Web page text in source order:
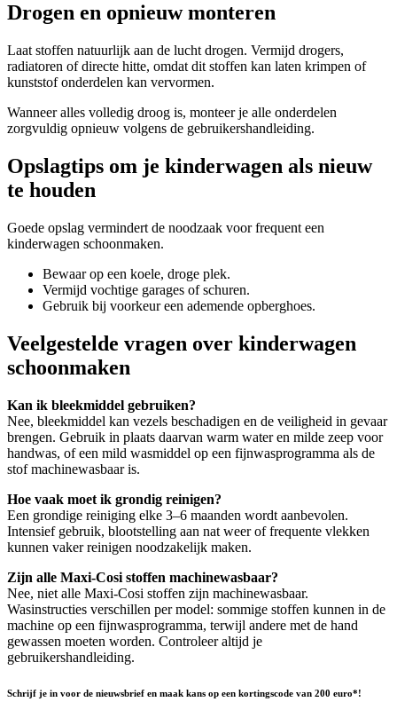
Drogen en opnieuw monteren
Laat stoffen natuurlijk aan de lucht drogen. Vermijd drogers,
radiatoren of directe hitte, omdat dit stoffen kan laten krimpen of
kunststof onderdelen kan vervormen.
Wanneer alles volledig droog is, monteer je alle onderdelen
zorgvuldig opnieuw volgens de gebruikershandleiding.
Opslagtips om je kinderwagen als nieuw
te houden
Goede opslag vermindert de noodzaak voor frequent een
kinderwagen schoonmaken.
Bewaar op een koele, droge plek.
Vermijd vochtige garages of schuren.
Gebruik bij voorkeur een ademende opberghoes.
Veelgestelde vragen over kinderwagen
schoonmaken
Kan ik bleekmiddel gebruiken?
Nee, bleekmiddel kan vezels beschadigen en de veiligheid in gevaar
brengen. Gebruik in plaats daarvan warm water en milde zeep voor
handwas, of een mild wasmiddel op een fijnwasprogramma als de
stof machinewasbaar is.
Hoe vaak moet ik grondig reinigen?
Een grondige reiniging elke 3–6 maanden wordt aanbevolen.
Intensief gebruik, blootstelling aan nat weer of frequente vlekken
kunnen vaker reinigen noodzakelijk maken.
Zijn alle Maxi-Cosi stoffen machinewasbaar?
Nee, niet alle Maxi-Cosi stoffen zijn machinewasbaar.
Wasinstructies verschillen per model: sommige stoffen kunnen in de
machine op een fijnwasprogramma, terwijl andere met de hand
gewassen moeten worden. Controleer altijd je
gebruikershandleiding.
Schrijf je in voor de nieuwsbrief en maak kans op een kortingscode van 200 euro*!